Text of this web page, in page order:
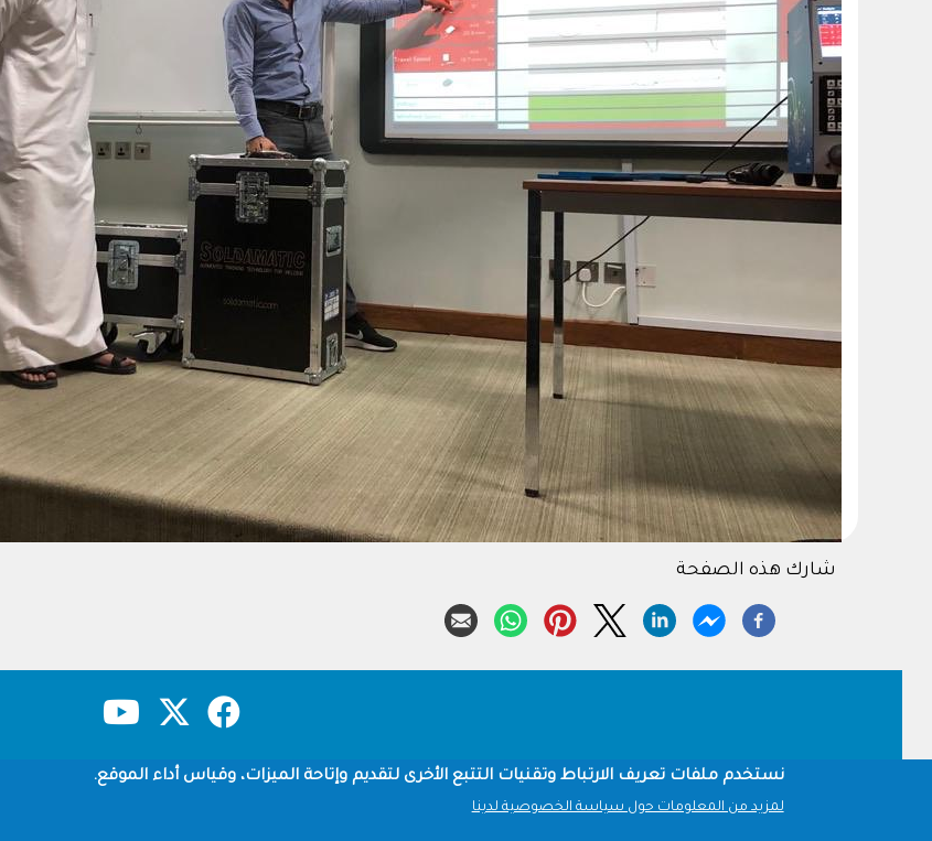
شارك هذه الصفحة
Footer حقوق النشر سياسة الخصوصية
شروط الاستخدامنستخدم ملفات تعريف الارتباط وتقنيات التتبع الأخرى لتقديم وإتاحة الميزات، وقياس أداء الموقع.
لمزيد من المعلومات حول سياسة الخصوصية لدينا